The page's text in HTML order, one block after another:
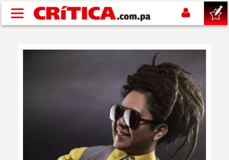
Pasar al contenido principal